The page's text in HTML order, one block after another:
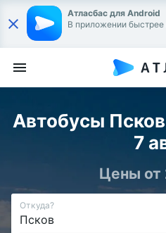
Атласбас для Android
В приложении
Автобусы
7
Цены от
Откуда?